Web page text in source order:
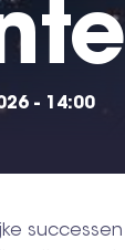
- 14:00